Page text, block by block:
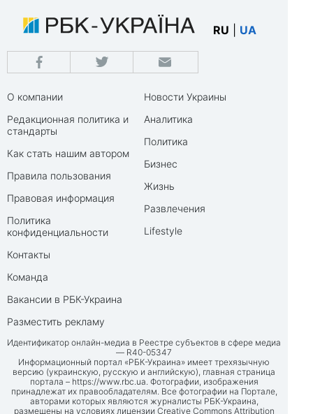
RU UA
О компании
Редакционная политика и
стандарты
Как стать нашим автором
Правила пользования
Правовая информация
Политика
конфиденциальности
Контакты
Команда
Вакансии в РБК-Украина
Разместить рекламу
Новости Украины
Аналитика
Политика
Бизнес
Жизнь
Развлечения
Lifestyle
Идентификатор онлайн-медиа в Реестре субъектов в сфере медиа
— R40-05347
Информационный портал «РБК-Украина» имеет трехязычную
версию (украинскую, русскую и английскую), главная страница
портала – https://www.rbc.ua. Фотографии, изображения
принадлежат их правообладателям. Все фотографии на Портале,
авторами которых являются журналисты РБК-Украина,
размещены на условиях лицензии Creative Commons Attribution